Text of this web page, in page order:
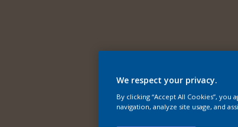
We respect your privacy.
By clicking “Accept All Cookies”,
navigation, analyze site usage, and